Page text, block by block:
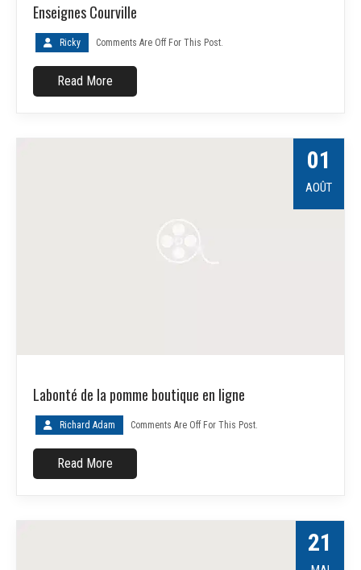
Enseignes Courville
Ricky Comments Are Off For This Post.
Read More
01
AOÛT
Labonté de la pomme boutique en ligne
Richard Adam Comments Are Off For This Post.
Read More
21